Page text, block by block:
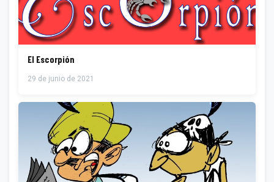
El Escorpión
29 de junio de 2021